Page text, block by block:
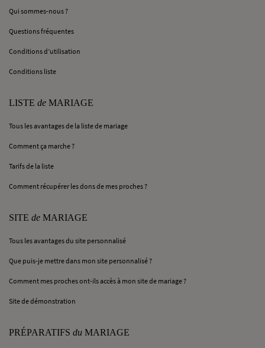
Qui sommes-nous ?
Questions fréquentes
Conditions d’utilisation
Conditions liste
LISTE de MARIAGE
Tous les avantages de la liste de mariage
Comment ça marche ?
Tarifs de la liste
Comment récupérer les dons de mes proches ?
SITE de MARIAGE
Tous les avantages du site personnalisé
Que puis-je mettre dans mon site personnalisé ?
Comment mes proches ont-ils accès à mon site de mariage ?
Site de démonstration
PRÉPARATIFS du MARIAGE